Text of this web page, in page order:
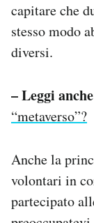
capitare che
stesso modo
diversi.
– Leggi
“metaverso”?
Anche la
volontari in
partecipato